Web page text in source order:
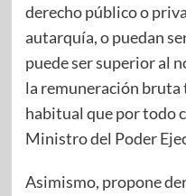
derecho público o
autarquía, o puedan
puede ser superior al
la remuneración
habitual que por todo
Ministro del Poder
Asimismo, propone